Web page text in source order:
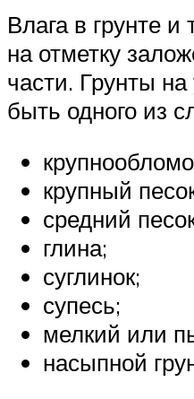
Влага в грунте
на отметку
части. Грунты на
быть одного из
крупный
средний
глина;
суглинок;
супесь;
мелкий или
насыпной